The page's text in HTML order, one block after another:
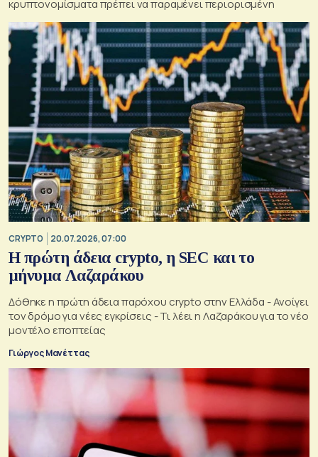
κρυπτονομίσματα πρέπει να παραμένει περιορισμένη
CRYPTO 20.07.2026, 07:00
Η πρώτη άδεια crypto, η SEC και το
μήνυμα Λαζαράκου
Δόθηκε η πρώτη άδεια παρόχου crypto στην Ελλάδα - Ανοίγει
τον δρόμο για νέες εγκρίσεις - Τι λέει η Λαζαράκου για το νέο
μοντέλο εποπτείας
Γιώργος Μανέττας